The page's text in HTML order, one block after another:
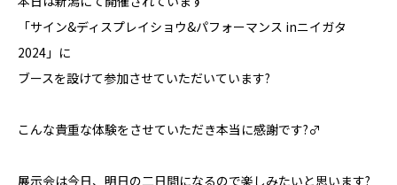
「サイン&ディスプレイショウ&パフォーマンス inニイガタ
2024」に
ブースを設けて参加させていただいています?
こんな貴重な体験をさせていただき本当に感謝です?‍♂️
展示会は今日、明日の二日間になるので楽しみたいと思います?